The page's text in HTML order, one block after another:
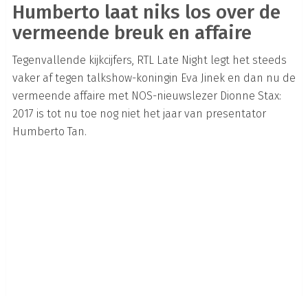
Humberto laat niks los over de
vermeende breuk en affaire
Tegenvallende kijkcijfers, RTL Late Night legt het steeds
vaker af tegen talkshow-koningin Eva Jinek en dan nu de
vermeende affaire met NOS-nieuwslezer Dionne Stax:
2017 is tot nu toe nog niet het jaar van presentator
Humberto Tan.